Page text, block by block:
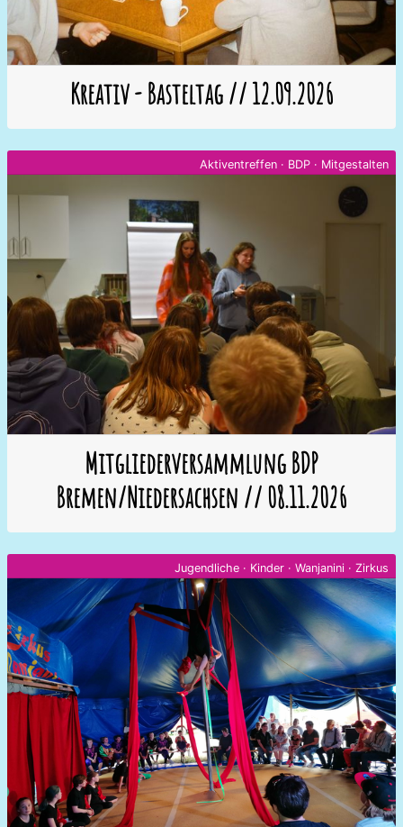
Kreativ - Basteltag // 12.09.2026
Aktiventreffen · BDP · Mitgestalten
Mitgliederversammlung BDP
Bremen/Niedersachsen // 08.11.2026
Jugendliche · Kinder · Wanjanini · Zirkus